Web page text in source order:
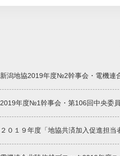
新潟地協2019年度№2幹事会・電機連
2019年度№1幹事会・第106回中央委
２０１９年度「地協共済加入促進担当